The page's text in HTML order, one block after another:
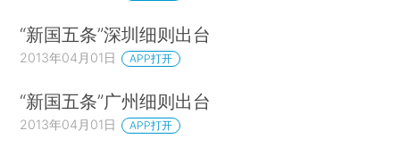
“新国五条”深圳细则出台
2013年04月01日 APP打开
“新国五条”广州细则出台
2013年04月01日 APP打开